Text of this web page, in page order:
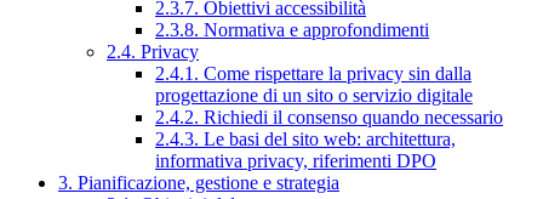
2.3.7. Obiettivi accessibilità
2.3.8. Normativa e approfondimenti
2.4. Privacy
2.4.1. Come rispettare la privacy sin dalla
progettazione di un sito o servizio digitale
2.4.2. Richiedi il consenso quando necessario
2.4.3. Le basi del sito web: architettura,
informativa privacy, riferimenti DPO
3. Pianificazione, gestione e strategia